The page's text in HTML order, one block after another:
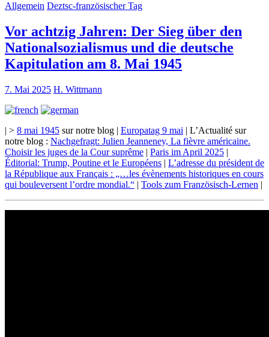
Allgemein Deztsc-französischer Tag
Vor achtzig Jahren: Der Sieg über den
Nationalsozialismus und die deutsche
Kapitulation am 8. Mai 1945
7. Mai 2025 H. Wittmann
| > 8 mai 1945 sur notre blog | Europatag 9 mai | L’Actualité sur
notre blog : Nachgefragt: Julien Jeanneney, La fièvre américaine.
Choisir les juges de la Cour suprême | Paris im April 2025 |
Éditorial: Trump, Poutine et le Européens | L’adresse du président de
la République aux Français : „…les évènements historiques en cours
qui bouleversent l’ordre mondial.“ | Tools zum Französisch-Lernen |